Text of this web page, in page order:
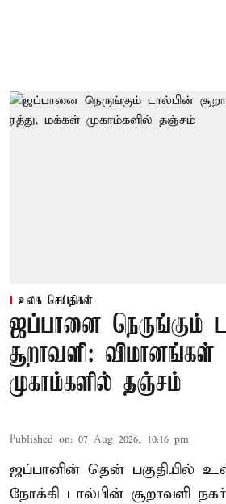
உலக செய்திகள்
ஜப்பானை நெருங்கும்
சூறாவளி: விமானங்கள்
முகாம்களில் தஞ்சம்
Published on: 07 Aug 2026, 10:16 pm
ஜப்பானின் தென் பகுதியில்
நோக்கி டால்பின் சூறாவளி